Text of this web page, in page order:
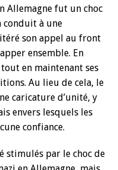
Allemagne fut un choc
conduit à une
son appel au front
ensemble. En
en maintenant ses
Au lieu de cela, le
caricature d’unité, y
envers lesquels les
confiance.
stimulés par le choc de